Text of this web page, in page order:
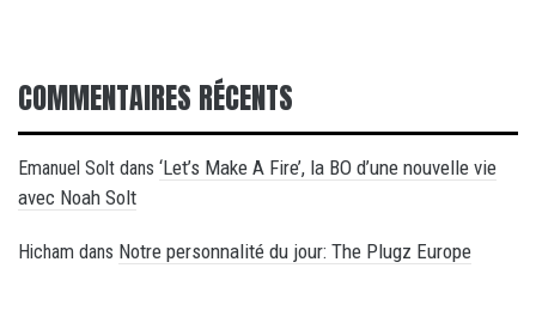
COMMENTAIRES RÉCENTS
Emanuel Solt dans ‘Let’s Make A Fire’, la BO d’une nouvelle vie
avec Noah Solt
Hicham dans Notre personnalité du jour: The Plugz Europe